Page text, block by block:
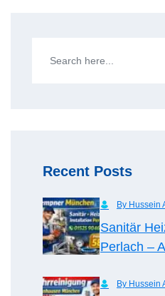
Recent Posts
By Hussein
Sanitär
Perlach –
By Hussein